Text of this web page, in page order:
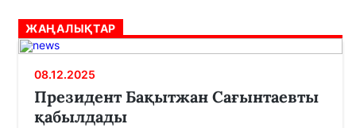
ЖАҢАЛЫҚТАР
08.12.2025
Президент Бақытжан Сағынтаевты
қабылдады